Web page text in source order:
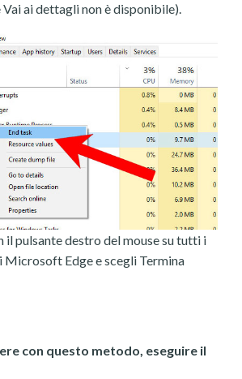
ai dettagli non è disponibile).
il pulsante destro del mouse su tutti i
Microsoft Edge e scegli Termina
con questo metodo, eseguire il